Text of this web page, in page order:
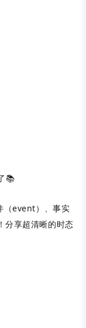
📚
（event）、事实
分享超清晰的时态